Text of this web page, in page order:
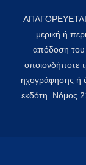
ΑΠΑΓΟΡΕΥΕΤΑΙ
μερική ή
απόδοση του
οποιονδήποτε
ηχογράφησης ή
εκδότη. Νόμος